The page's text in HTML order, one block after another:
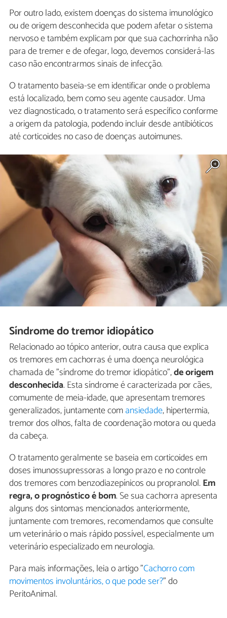
Por outro lado, existem doenças do sistema imunológico
ou de origem desconhecida que podem afetar o sistema
nervoso e também explicam por que sua cachorrinha não
para de tremer e de ofegar, logo, devemos considerá-las
caso não encontrarmos sinais de infecção.
O tratamento baseia-se em identificar onde o problema
está localizado, bem como seu agente causador. Uma
vez diagnosticado, o tratamento será específico conforme
a origem da patologia, podendo incluir desde antibióticos
até corticoides no caso de doenças autoimunes.
Síndrome do tremor idiopático
Relacionado ao tópico anterior, outra causa que explica
os tremores em cachorras é uma doença neurológica
chamada de "síndrome do tremor idiopático",de origem
desconhecida. Esta síndrome é caracterizada por cães,
comumente de meia-idade, que apresentam tremores
generalizados, juntamente comansiedade, hipertermia,
tremor dos olhos, falta de coordenação motora ou queda
da cabeça.
O tratamento geralmente se baseia em corticoides em
doses imunossupressoras a longo prazo e no controle
dos tremores com benzodiazepínicos ou propranolol. Em
regra, o prognóstico é bom. Se sua cachorra apresenta
alguns dos sintomas mencionados anteriormente,
juntamente com tremores, recomendamos que consulte
um veterinário o mais rápido possível, especialmente um
veterinário especializado em neurologia.
Para mais informações, leia o artigo "Cachorro com
movimentos involuntários, o que pode ser?" do
PeritoAnimal.